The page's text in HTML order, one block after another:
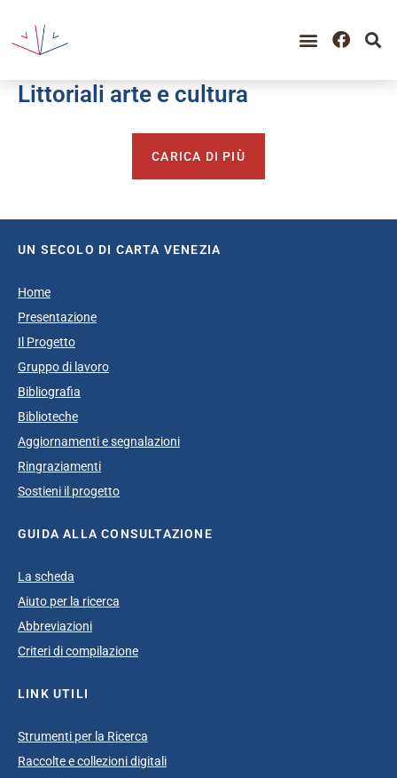
Littoriali arte e cultura
CARICA DI PIÙ
UN SECOLO DI CARTA VENEZIA
Home
Presentazione
Il Progetto
Gruppo di lavoro
Bibliografia
Biblioteche
Aggiornamenti e segnalazioni
Ringraziamenti
Sostieni il progetto
GUIDA ALLA CONSULTAZIONE
La scheda
Aiuto per la ricerca
Abbreviazioni
Criteri di compilazione
LINK UTILI
Strumenti per la Ricerca
Raccolte e collezioni digitali